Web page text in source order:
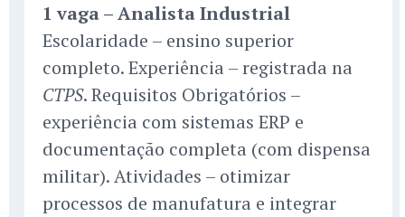
1 vaga – Analista Industrial
Escolaridade – ensino superior
completo. Experiência – registrada na
CTPS. Requisitos Obrigatórios –
experiência com sistemas ERP e
documentação completa (com dispensa
militar). Atividades – otimizar
processos de manufatura e integrar